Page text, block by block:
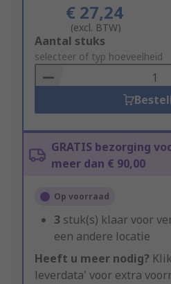
€ 27,24
(excl. BTW)
Add
to
Basket
Aantal stuks
selecteer of typ hoeveelheid
GRATIS bezorging
meer dan € 90,00
Op voorraad
3 stuk(s) klaar voor
een andere locatie
Heeft u meer nodig?
leverdata' voor extra